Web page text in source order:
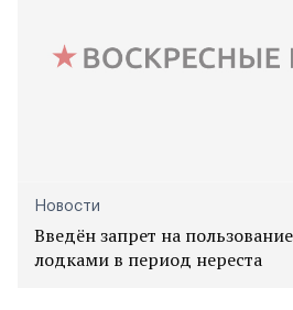
Новости
Введён запрет на
лодками в период нереста